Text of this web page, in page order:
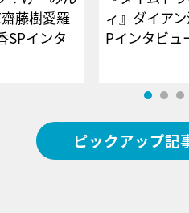
藤樹愛羅
SPインタ
ィ』ダイア
Pインタ
ピックアップ記